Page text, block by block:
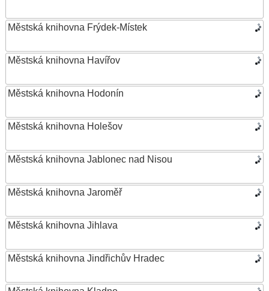
Městská knihovna Frýdek-Místek
Městská knihovna Havířov
Městská knihovna Hodonín
Městská knihovna Holešov
Městská knihovna Jablonec nad Nisou
Městská knihovna Jaroměř
Městská knihovna Jihlava
Městská knihovna Jindřichův Hradec